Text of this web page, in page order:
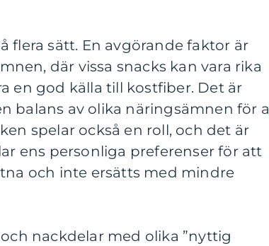
flera sätt. En avgörande faktor är
där vissa snacks kan vara rika
en god källa till kostfiber. Det är
balans av olika näringsämnen för
spelar också en roll, och det är
ens personliga preferenser för att
och inte ersätts med mindre
nackdelar med olika ”nyttig